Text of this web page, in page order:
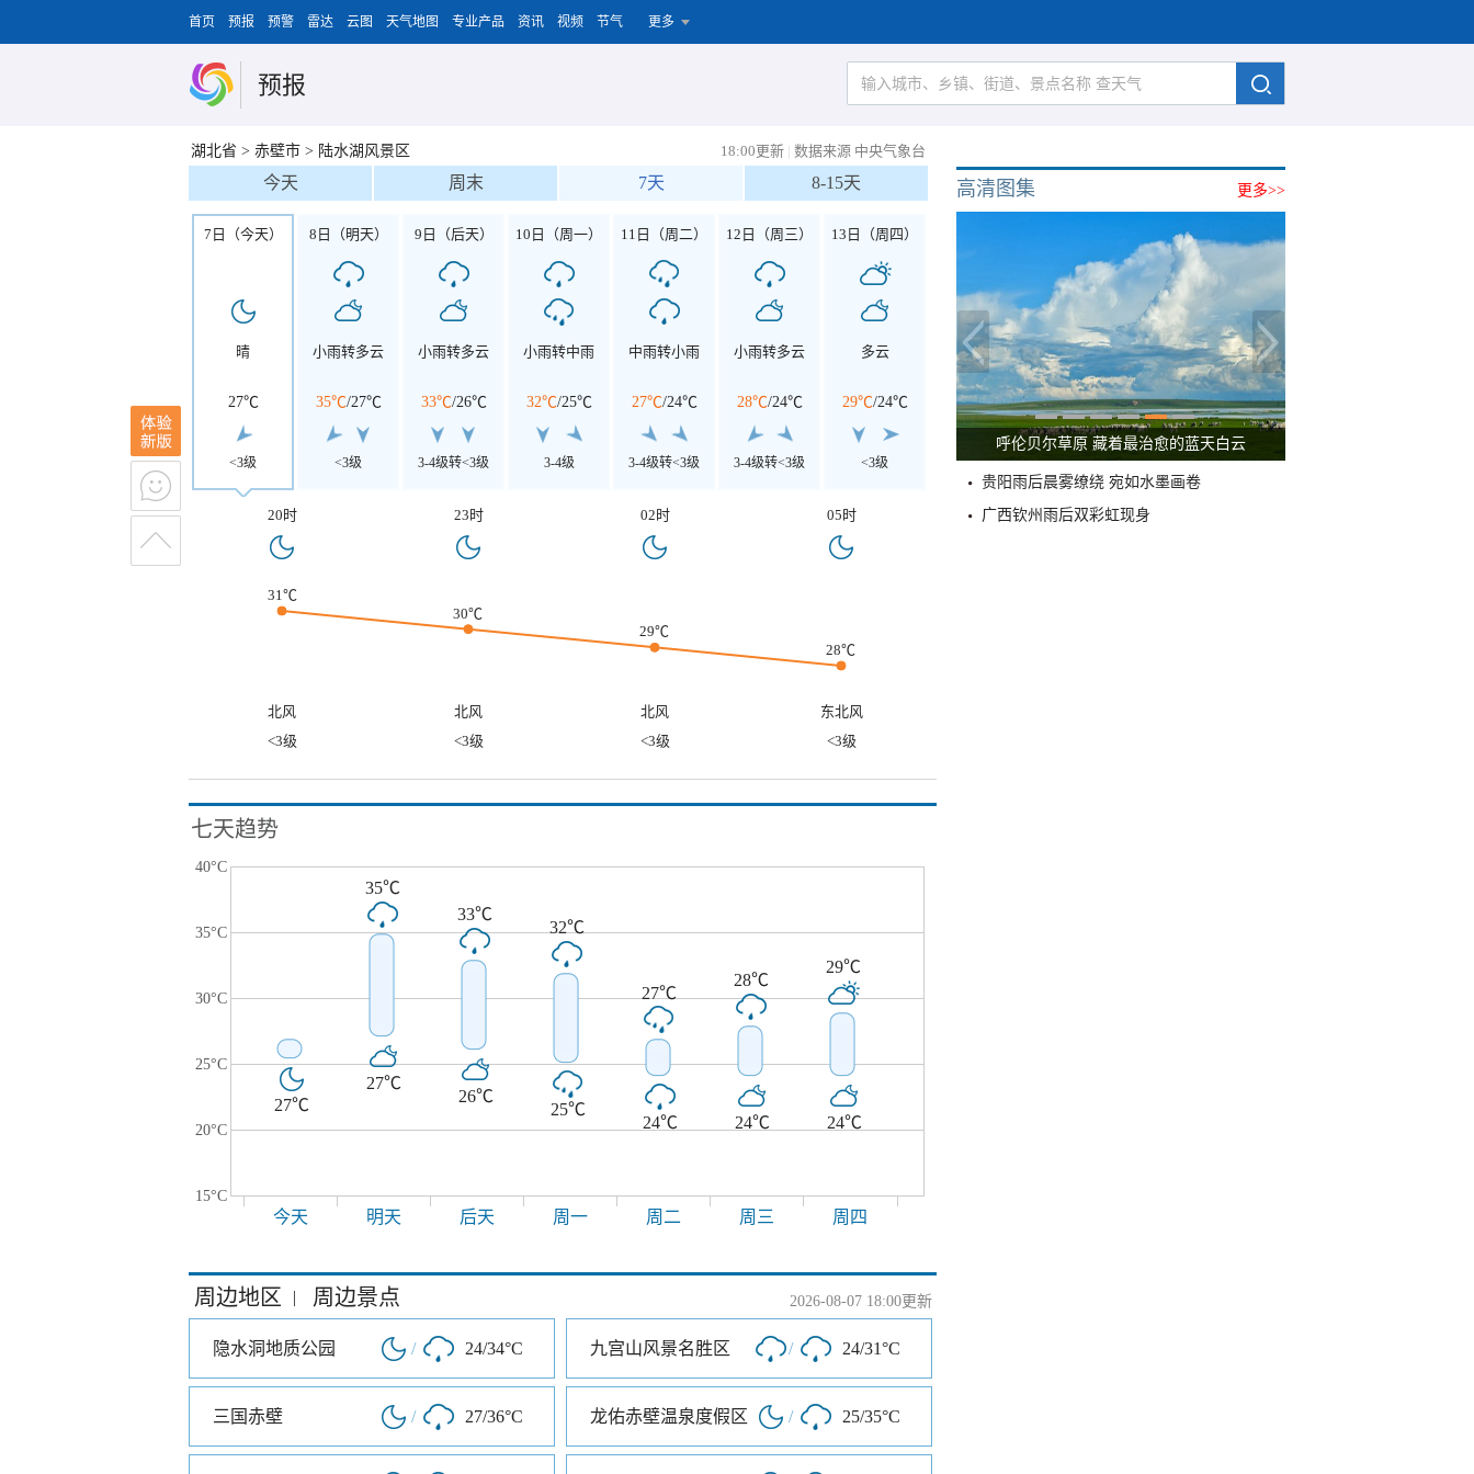
首页 预报 预警 雷达 云图 天气地图 专业产品 资讯 视频 节气 更多
预报
湖北省 > 赤壁市 > 陆水湖风景区 18:00更新 | 数据来源 中央气象台
今天 周末 7天 8-15天
7日（今天）
晴
27℃
<3级
8日（明天）
小雨转多云
35℃/27℃
<3级
9日（后天）
小雨转多云
33℃/26℃
3-4级转<3级
10日（周一）
小雨转中雨
32℃/25℃
3-4级
11日（周二）
中雨转小雨
27℃/24℃
3-4级转<3级
12日（周三）
小雨转多云
28℃/24℃
3-4级转<3级
13日（周四）
多云
29℃/24℃
<3级
20时 23时 02时 05时
31℃
30℃
29℃
28℃
北风 北风 北风
东北风
<3级
<3级 <3级 <3级
七天趋势
40°C
35°C
30°C
25°C
20°C
15°C
27℃
35℃
27℃
33℃
26℃
32℃
25℃
27℃
24℃
28℃
24℃
29℃
24℃
今天 明天 后天 周一 周二 周三 周四
周边地区 | 周边景点 2026-08-07 18:00更新
隐水洞地质公园 / 24/34°C 九宫山风景名胜区 / 24/31°C
三国赤壁 / 27/36°C 龙佑赤壁温泉度假区 / 25/35°C
更多>>
高清图集
呼伦贝尔草原 藏着最治愈的蓝天白云
贵阳雨后晨雾缭绕 宛如水墨画卷
广西钦州雨后双彩虹现身